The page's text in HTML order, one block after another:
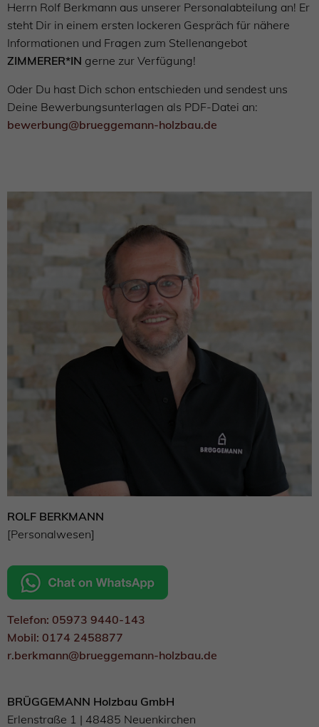
Herrn Rolf Berkmann aus unserer Personalabteilung an! Er
steht Dir in einem ersten lockeren Gespräch für nähere
Informationen und Fragen zum Stellenangebot
ZIMMERER*IN gerne zur Verfügung!
Oder Du hast Dich schon entschieden und sendest uns
Deine Bewerbungsunterlagen als PDF-Datei an:
bewerbung@brueggemann-holzbau.de
ROLF BERKMANN
[Personalwesen]
Telefon: 05973 9440-143
Mobil: 0174 2458877
r.berkmann@brueggemann-holzbau.de
BRÜGGEMANN Holzbau GmbH
Erlenstraße 1 | 48485 Neuenkirchen